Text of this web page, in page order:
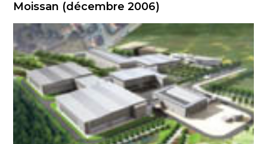
Moissan (décembre 2006)